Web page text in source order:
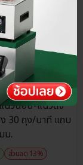
ส่วนลด 13%